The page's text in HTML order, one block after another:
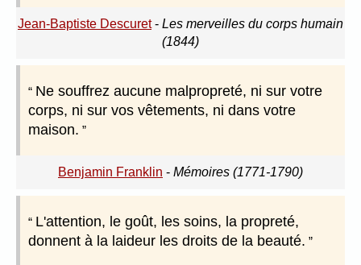
Jean-Baptiste Descuret- Les merveilles du corps humain
(1844)
Ne souffrez aucune malpropreté, ni sur votre
corps, ni sur vos vêtements, ni dans votre
maison.
Benjamin Franklin - Mémoires (1771-1790)
L'attention, le goût, les soins, la propreté,
donnent à la laideur les droits de la beauté.